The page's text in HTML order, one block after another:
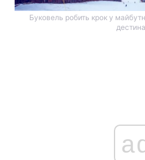
Буковель робить крок у